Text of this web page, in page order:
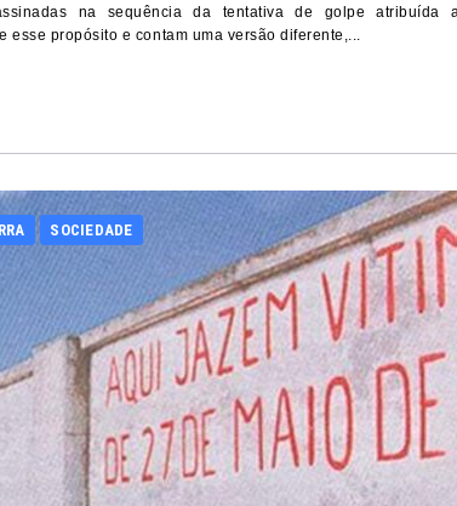
na sequência da tentativa de golpe atribuída
esse propósito e contam uma versão diferente,...
SOCIEDADE